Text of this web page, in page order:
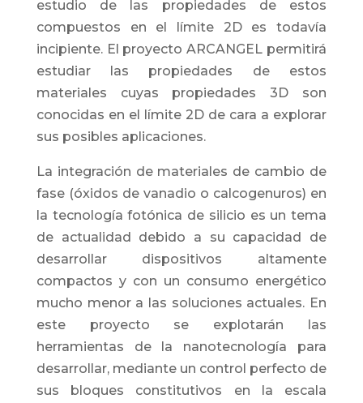
estudio de las propiedades de estos
compuestos en el límite 2D es todavía
incipiente. El proyecto ARCANGEL permitirá
estudiar las propiedades de estos
materiales cuyas propiedades 3D son
conocidas en el límite 2D de cara a explorar
sus posibles aplicaciones.
La integración de materiales de cambio de
fase (óxidos de vanadio o calcogenuros) en
la tecnología fotónica de silicio es un tema
de actualidad debido a su capacidad de
desarrollar dispositivos altamente
compactos y con un consumo energético
mucho menor a las soluciones actuales. En
este proyecto se explotarán las
herramientas de la nanotecnología para
desarrollar, mediante un control perfecto de
sus bloques constitutivos en la escala